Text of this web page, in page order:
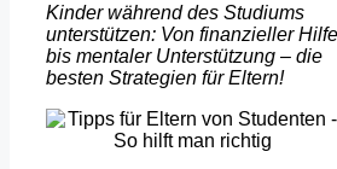
Kinder während des Studiums
unterstützen: Von finanzieller Hilfe
bis mentaler Unterstützung – die
besten Strategien für Eltern!